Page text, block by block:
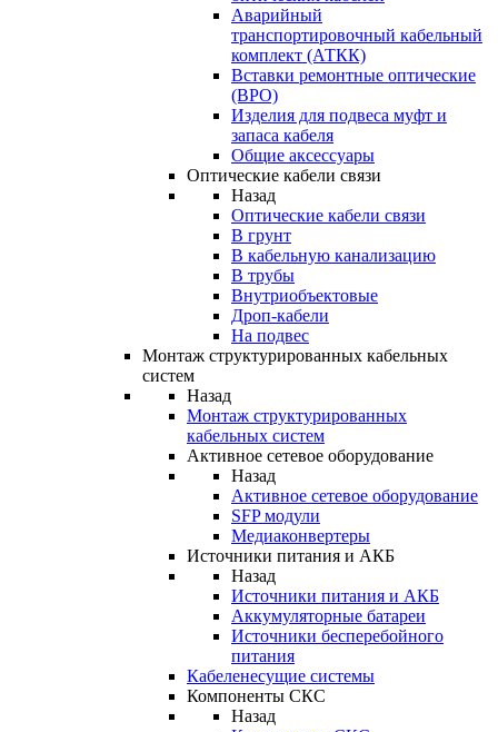
Аварийный
транспортировочный кабельный
комплект (АТКК)
Вставки ремонтные оптические
(ВРО)
Изделия для подвеса муфт и
запаса кабеля
Общие аксессуары
Оптические кабели связи
Назад
Оптические кабели связи
В грунт
В кабельную канализацию
В трубы
Внутриобъектовые
Дроп-кабели
На подвес
Монтаж структурированных кабельных
систем
Назад
Монтаж структурированных
кабельных систем
Активное сетевое оборудование
Назад
Активное сетевое оборудование
SFP модули
Медиаконвертеры
Источники питания и АКБ
Назад
Источники питания и АКБ
Аккумуляторные батареи
Источники бесперебойного
питания
Кабеленесущие системы
Компоненты СКС
Назад